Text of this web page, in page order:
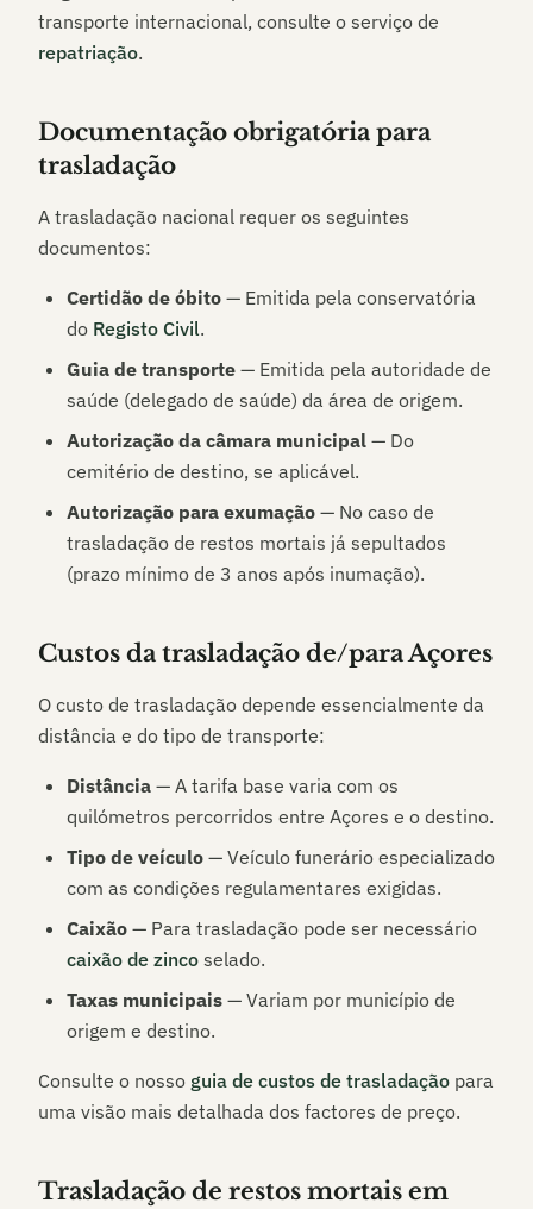
transporte internacional, consulte o serviço de
repatriação.
Documentação obrigatória para
trasladação
A trasladação nacional requer os seguintes
documentos:
Certidão de óbito — Emitida pela conservatória
do Registo Civil.
Guia de transporte — Emitida pela autoridade de
saúde (delegado de saúde) da área de origem.
Autorização da câmara municipal — Do
cemitério de destino, se aplicável.
Autorização para exumação — No caso de
trasladação de restos mortais já sepultados
(prazo mínimo de 3 anos após inumação).
Custos da trasladação de/paraAçores
O custo de trasladação depende essencialmente da
distância e do tipo de transporte:
Distância — A tarifa base varia com os
quilómetros percorridos entre Açores e o destino.
Tipo de veículo — Veículo funerário especializado
com as condições regulamentares exigidas.
Caixão — Para trasladação pode ser necessário
caixão de zinco selado.
Taxas municipais — Variam por município de
origem e destino.
Consulte o nosso guia de custos de trasladação para
uma visão mais detalhada dos factores de preço.
Trasladação de restos mortais em